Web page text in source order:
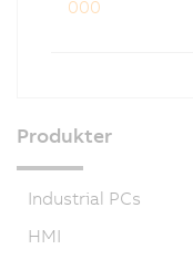
000
Produkter
Industrial PCs
HMI